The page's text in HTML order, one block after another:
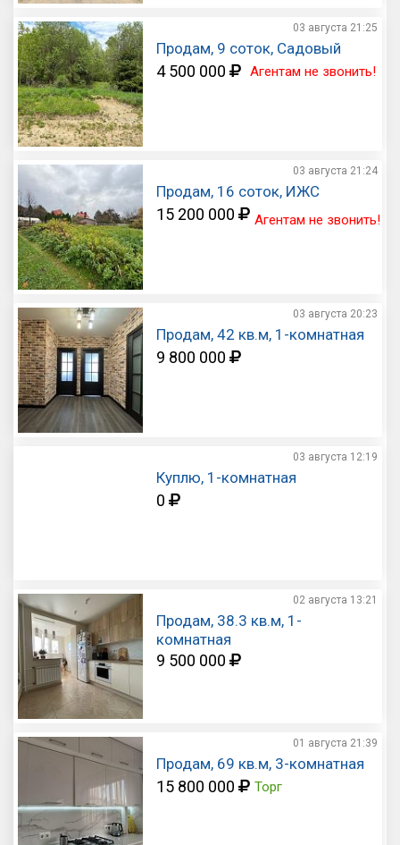
Продам, 9 соток, Садовый
4 500 000 Агентам не звонить!
03 августа 21:25
Продам, 16 соток, ИЖС
15 200 000 Агентам не звонить!
03 августа 21:24
Продам, 42 кв.м, 1-комнатная
9 800 000
03 августа 20:23
Куплю, 1-комнатная
0
03 августа 12:19
Продам, 38.3 кв.м, 1-
комнатная
9 500 000
02 августа 13:21
Продам, 69 кв.м, 3-комнатная
15 800 000 Торг
01 августа 21:39